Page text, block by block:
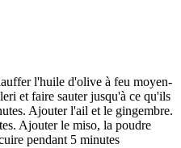
l'huile d'olive à feu moyen-
et faire sauter jusqu'à ce qu'ils
Ajouter l'ail et le gingembre.
Ajouter le miso, la poudre
pendant 5 minutes